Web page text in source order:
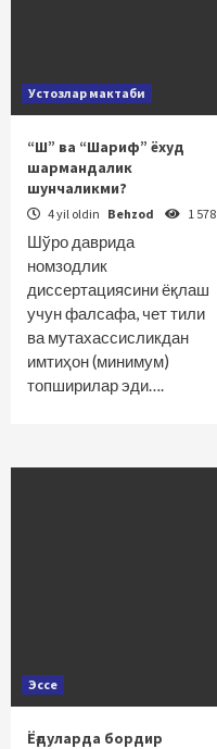
Устозлар мактаби
“Ш” ва “Шариф” ёхуд
шармандалик
шунчаликми?
4 yil oldin Behzod 1 578
Шўро даврида
номзодлик
диссертациясини ёқлаш
учун фалсафа, чет тили
ва мутахассисликдан
имтиҳон (минимум)
топширилар эди….
Эссе
Ёғдуларда бордир